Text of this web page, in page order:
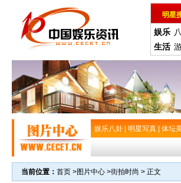
明星
娱乐
生活
娱乐八卦 明星写真 体坛
当前位置： 首页 >图片中心 >街拍时尚 > 正文